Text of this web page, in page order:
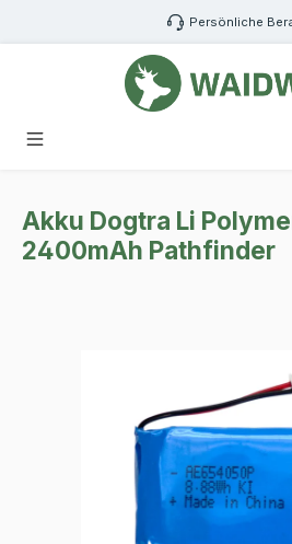
Zum Hauptinhalt springen Persönliche
Akku Dogtra Li
2400mAh Pathfinder